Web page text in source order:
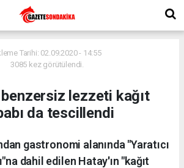
Tarihi: 02.09.2020 - 14:55
3085 kez görütülendi.
benzersiz lezzeti kağıt
da tescillendi
gastronomi alanında "Yaratıcı
dahil edilen Hatay'ın "kağıt